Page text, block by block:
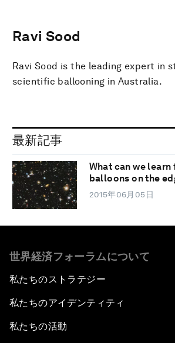
Ravi Sood
Ravi Sood is the leading expert in
scientific ballooning in Australia.
最新記事
What can we
balloons on the
2015年06月05日
世界経済フォーラムについて
私たちのストラテジー
私たちのアイデンティティ
私たちの活動